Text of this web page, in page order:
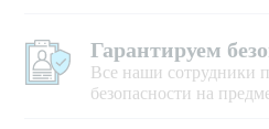
Гарантируем
Все наши сотрудники
безопасности на